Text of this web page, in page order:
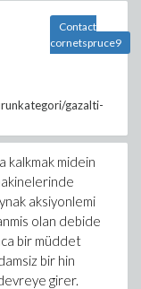
gazalti-
Contact
cornetspruce9
kalkmak midein
aksiyonlemi
olan debide
bir müddet
bir hin
girer.